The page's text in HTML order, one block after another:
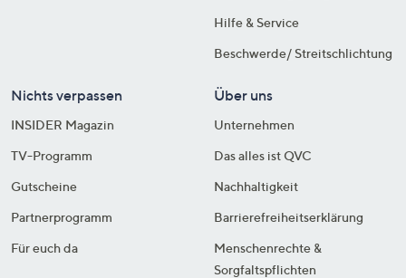
Hilfe & Service
Beschwerde/ Streitschlichtung
Nichts verpassen
INSIDER Magazin
TV-Programm
Gutscheine
Partnerprogramm
Für euch da
Über uns
Unternehmen
Das alles ist QVC
Nachhaltigkeit
Barrierefreiheitserklärung
Menschenrechte &
Sorgfaltspflichten